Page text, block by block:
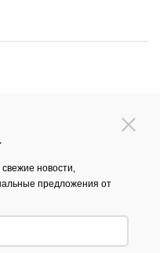
новости,
предложения от